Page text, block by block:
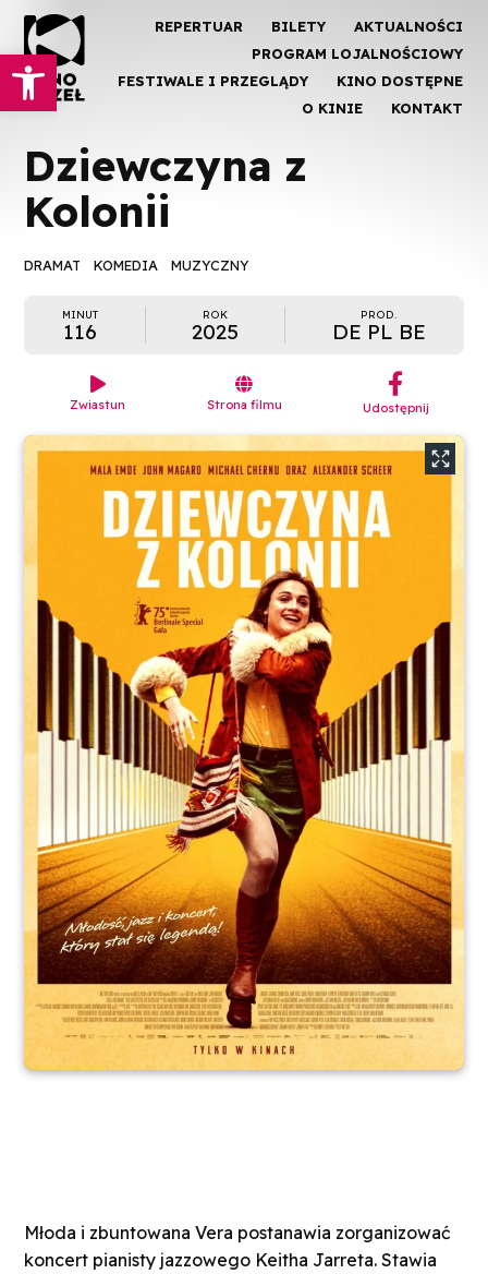
Otwórz pasek narzędzi
REPERTUAR BILETY
AKTUALNOŚCI
PROGRAM LOJALNOŚCIOWY
FESTIWALE I PRZEGLĄDY
KINO DOSTĘPNE
O KINIE
KONTAKT
Dziewczyna z
Kolonii
DRAMAT KOMEDIA MUZYCZNY
MINUT
116
ROK
2025
PROD.
DE PL BE

Zwiastun

Strona filmu
︁
Udostępnij
Młoda i zbuntowana Vera postanawia zorganizować
koncert pianisty jazzowego Keitha Jarreta. Stawia